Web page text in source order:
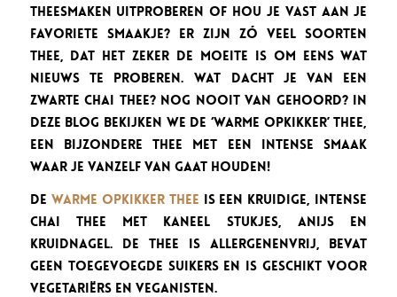
theesmaken uitproberen of hou je vast aan je
favoriete smaakje? Er zijn zó veel soorten
thee, dat het zeker de moeite is om eens wat
nieuws te proberen. Wat dacht je van een
Zwarte Chai thee? Nog nooit van gehoord? In
deze blog bekijken we de ‘Warme Opkikker’ thee,
een bijzondere thee met een intense smaak
waar je vanzelf van gaat houden!
De Warme Opkikker thee is een kruidige, intense
Chai thee met kaneel stukjes, anijs en
kruidnagel. De thee is allergenenvrij, bevat
geen toegevoegde suikers en is geschikt voor
vegetariërs en veganisten.